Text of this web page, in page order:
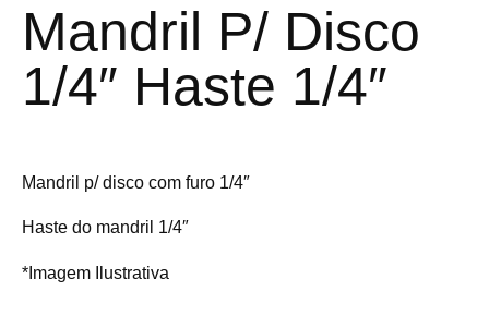
Mandril P/ Disco
1/4″ Haste 1/4″
Mandril p/ disco com furo 1/4″
Haste do mandril 1/4″
*Imagem Ilustrativa